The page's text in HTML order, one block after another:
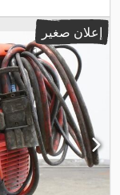
إعلان صغير